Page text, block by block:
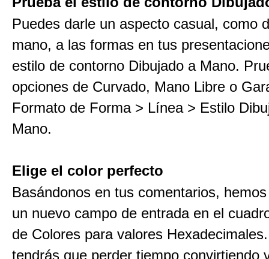
Puedes darle un aspecto casual, como
mano, a las formas en tus
estilo de contorno Dibujado a Mano.
opciones de Curvado, Mano Libre o
Formato de Forma > Línea > Estilo
Mano.
Elige el color perfecto
Basándonos en tus comentarios,
un nuevo campo de entrada en el
de Colores para valores
tendrás que perder tiempo convirtiendo